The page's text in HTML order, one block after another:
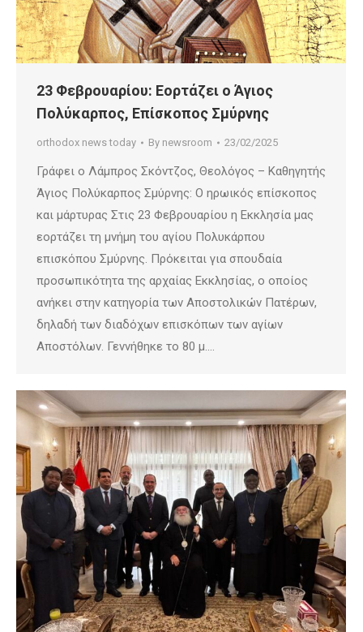
23 Φεβρουαρίου: Εορτάζει ο Άγιος
Πολύκαρπος, Επίσκοπος Σμύρνης
orthodox news today By newsroom 23/02/2025
Γράφει ο Λάμπρος Σκόντζος, Θεολόγος – Καθηγητής
Άγιος Πολύκαρπος Σμύρνης: Ο ηρωικός επίσκοπος
και μάρτυρας Στις 23 Φεβρουαρίου η Εκκλησία μας
εορτάζει τη μνήμη του αγίου Πολυκάρπου
επισκόπου Σμύρνης. Πρόκειται για σπουδαία
προσωπικότητα της αρχαίας Εκκλησίας, ο οποίος
ανήκει στην κατηγορία των Αποστολικών Πατέρων,
δηλαδή των διαδόχων επισκόπων των αγίων
Αποστόλων. Γεννήθηκε το 80 μ.…